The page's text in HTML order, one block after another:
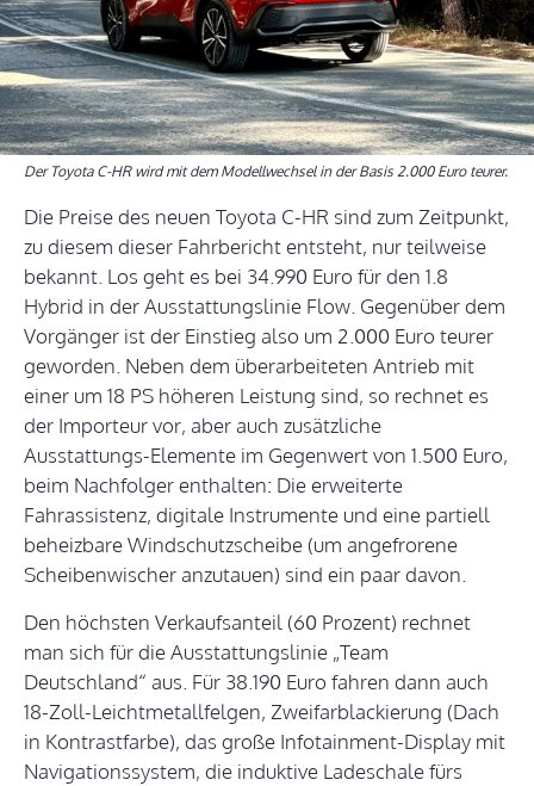
Der Toyota C-HR wird mit dem Modellwechsel in der Basis 2.000 Euro teurer.
Die Preise des neuen Toyota C-HR sind zum Zeitpunkt,
zu diesem dieser Fahrbericht entsteht, nur teilweise
bekannt. Los geht es bei 34.990 Euro für den 1.8
Hybrid in der Ausstattungslinie Flow. Gegenüber dem
Vorgänger ist der Einstieg also um 2.000 Euro teurer
geworden. Neben dem überarbeiteten Antrieb mit
einer um 18 PS höheren Leistung sind, so rechnet es
der Importeur vor, aber auch zusätzliche
Ausstattungs-Elemente im Gegenwert von 1.500 Euro,
beim Nachfolger enthalten: Die erweiterte
Fahrassistenz, digitale Instrumente und eine partiell
beheizbare Windschutzscheibe (um angefrorene
Scheibenwischer anzutauen) sind ein paar davon.
Den höchsten Verkaufsanteil (60 Prozent) rechnet
man sich für die Ausstattungslinie „Team
Deutschland“ aus. Für 38.190 Euro fahren dann auch
18-Zoll-Leichtmetallfelgen, Zweifarblackierung (Dach
in Kontrastfarbe), das große Infotainment-Display mit
Navigationssystem, die induktive Ladeschale fürs